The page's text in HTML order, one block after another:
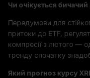
Чи очікується бичачий
Передумови для
притоки до ETF,
компресії з лютого —
тренду спочатку
Який прогноз курсу